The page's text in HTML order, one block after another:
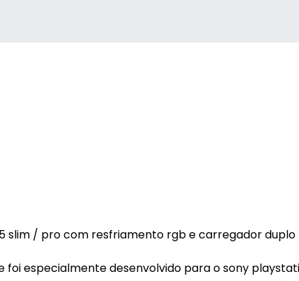
/ pro com resfriamento rgb e carregador duplo
especialmente desenvolvido para o sony